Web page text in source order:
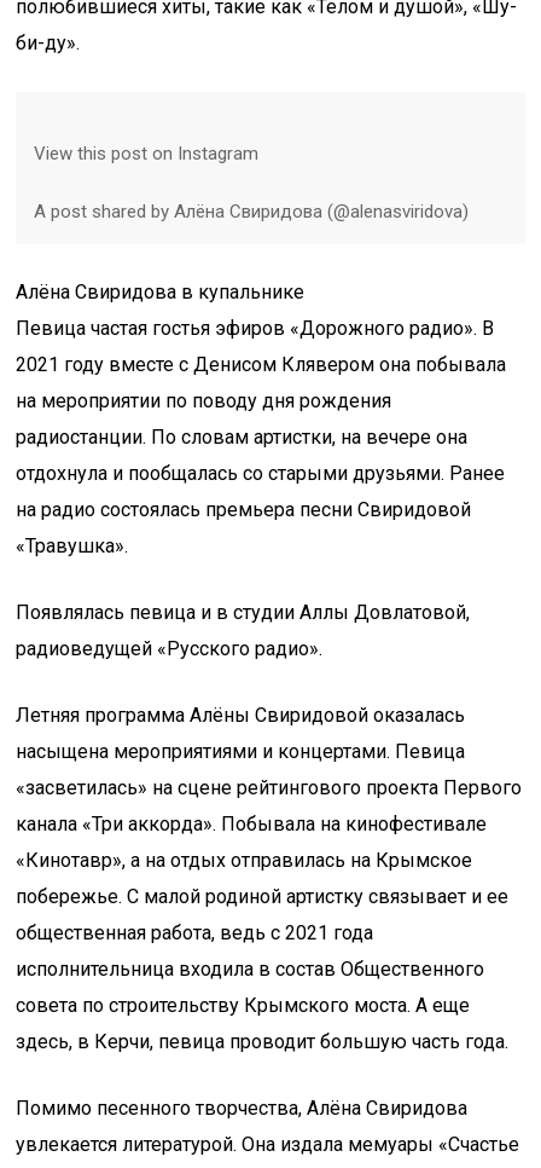
полюбившиеся хиты, такие как «Телом и душой», «Шу-
би-ду».
View this post on Instagram
A post shared by Алёна Свиридова (@alenasviridova)
Алёна Свиридова в купальнике
Певица частая гостья эфиров «Дорожного радио». В
2021 году вместе с Денисом Клявером она побывала
на мероприятии по поводу дня рождения
радиостанции. По словам артистки, на вечере она
отдохнула и пообщалась со старыми друзьями. Ранее
на радио состоялась премьера песни Свиридовой
«Травушка».
Появлялась певица и в студии Аллы Довлатовой,
радиоведущей «Русского радио».
Летняя программа Алёны Свиридовой оказалась
насыщена мероприятиями и концертами. Певица
«засветилась» на сцене рейтингового проекта Первого
канала «Три аккорда». Побывала на кинофестивале
«Кинотавр», а на отдых отправилась на Крымское
побережье. С малой родиной артистку связывает и ее
общественная работа, ведь с 2021 года
исполнительница входила в состав Общественного
совета по строительству Крымского моста. А еще
здесь, в Керчи, певица проводит большую часть года.
Помимо песенного творчества, Алёна Свиридова
увлекается литературой. Она издала мемуары «Счастье